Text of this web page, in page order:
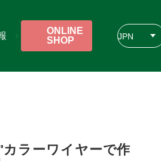
JPN
ONLINE
SHOP
ラーワイヤーで作